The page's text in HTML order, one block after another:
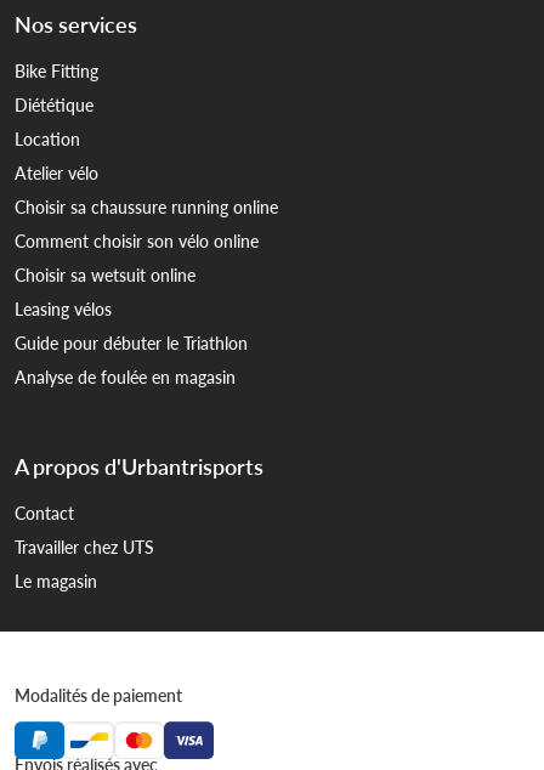
Nos services
Bike Fitting
Diététique
Location
Atelier vélo
Choisir sa chaussure running online
Comment choisir son vélo online
Choisir sa wetsuit online
Leasing vélos
Guide pour débuter le Triathlon
Analyse de foulée en magasin
A propos d'Urbantrisports
Contact
Travailler chez UTS
Le magasin
Modalités de paiement
Envois réalisés avec